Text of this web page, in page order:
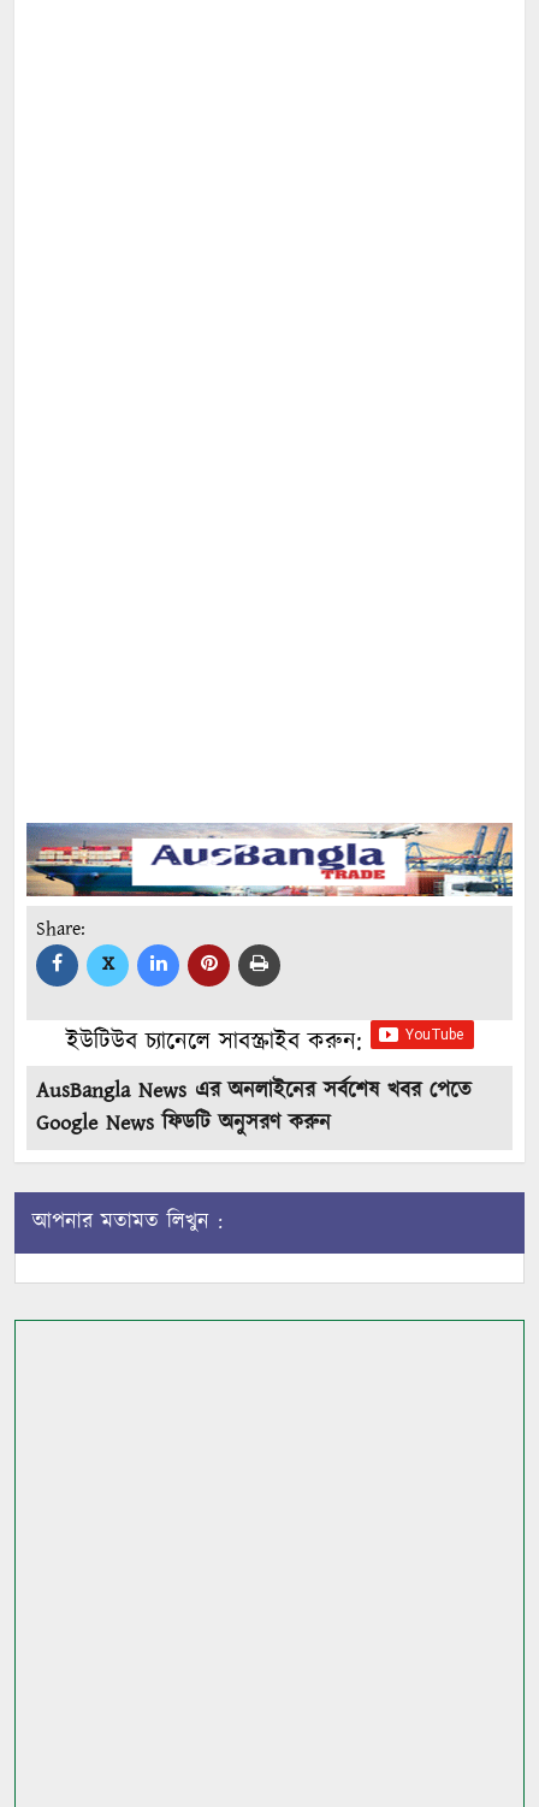
Share:
X
ইউটিউব চ্যানেলে সাবস্ক্রাইব করুন:
AusBangla News এর অনলাইনের সর্বশেষ খবর পেতে
Google News ফিডটি অনুসরণ করুন
আপনার মতামত লিখুন :